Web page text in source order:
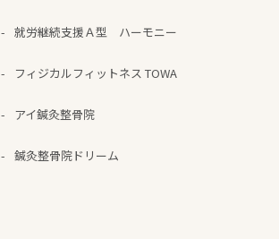
就労継続支援Ａ型 ハーモニー
フィジカルフィットネス TOWA
アイ鍼灸整骨院
鍼灸整骨院ドリーム